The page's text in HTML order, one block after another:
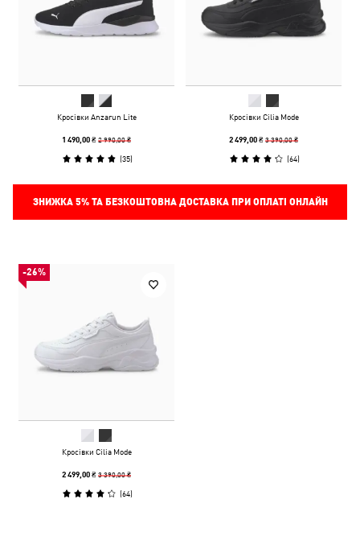
Кросівки Anzarun Lite
1 490,00 ₴2 990,00 ₴
(35)
Кросівки Cilia Mode
2 499,00 ₴3 390,00 ₴
(64)
ЗНИЖКА 5%ТА БЕЗКОШТОВНА ДОСТАВКА ПРИ ОПЛАТІ ОНЛАЙН
-26%
Кросівки Cilia Mode
2 499,00 ₴3 390,00 ₴
(64)